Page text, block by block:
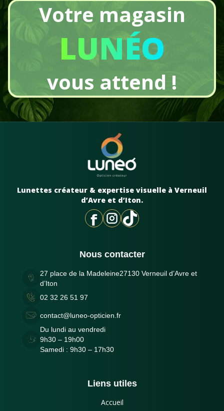
Votre magasin
LUNÉO
vous attend !
Lunettes créateur & expertise visuelle à Verneuil
d’Avre et d’Iton.
Nous contacter
27 place de la Madeleine27130 Verneuil d’Avre et
d’Iton
02 32 26 51 97
contact@luneo-opticien.fr
Du lundi au vendredi
9h30 – 19h00
Samedi : 9h30 – 17h30
Liens utiles
Accueil